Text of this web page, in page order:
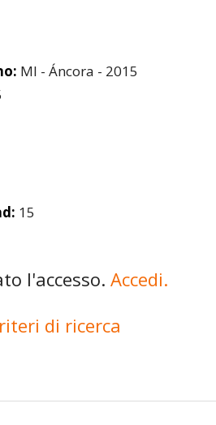
MI - Áncora - 2015
15
l'accesso. Accedi.
di ricerca